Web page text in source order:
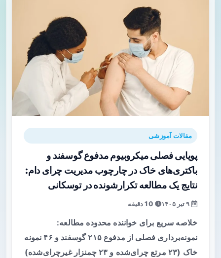
مقالات آموزشی
پویایی فصلی میکروبیوم مدفوع گوسفند و
باکتری‌های خاک در چارچوب مدیریت چرای دام:
نتایج یک مطالعه تکرارشونده در توسکانی
خلاصه سریع برای خواننده محدوده مطالعه:
نمونه‌برداری فصلی از مدفوع ۲۱۵ گوسفند و ۴۶ نمونه
خاک (۲۳ مرتع چرای‌شده و ۲۳ چمنزار غیرچرای‌شده)